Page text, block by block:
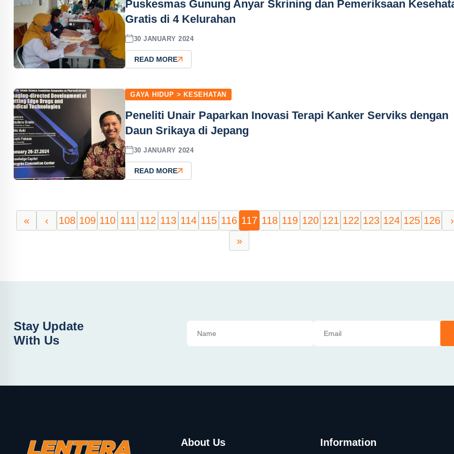
Puskesmas Gunung Anyar Skrining dan Pemeriksaan
Gratis di 4 Kelurahan
30 JANUARY 2024
READ MORE
GAYA HIDUP > KESEHATAN
Peneliti Unair Paparkan Inovasi Terapi Kanker Serviks dengan
Daun Srikaya di Jepang
30 JANUARY 2024
READ MORE
« ‹ 108 109 110 111 112 113 114 115 116 117 118 119 120 121 122 123 124 125 126
›
»
Stay Update
With Us
About Us Information